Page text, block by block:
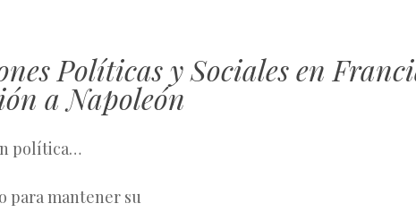
Políticas y Sociales en
a Napoleón
política…
para mantener su